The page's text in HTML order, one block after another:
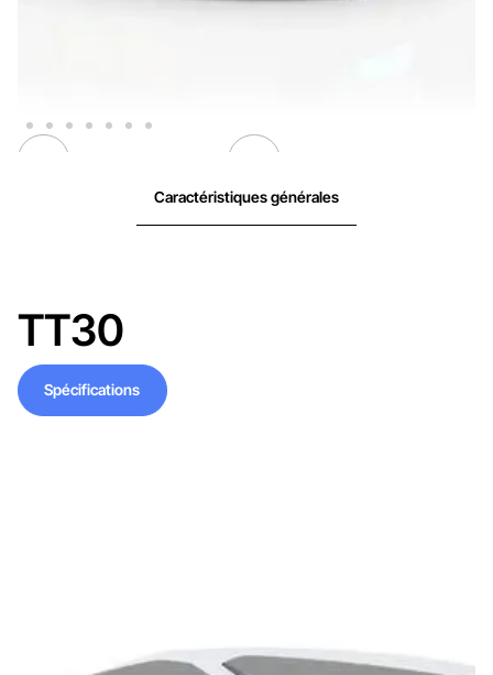
Caractéristiques générales
TT30
Spécifications